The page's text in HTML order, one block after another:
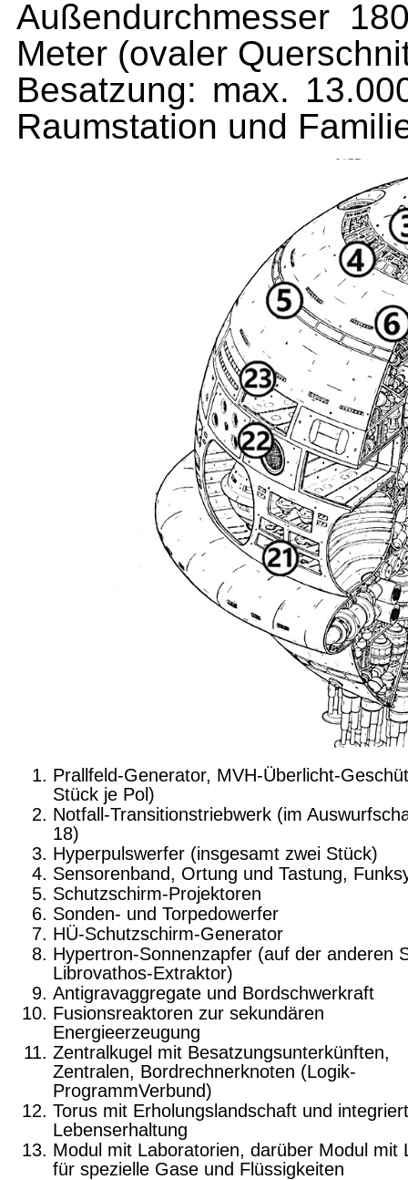
Außendurchmesser
Meter (ovaler
Besatzung: max.
Raumstation und
Prallfeld-Generator, MVH-Überlicht-
Stück je Pol)
Notfall-Transitionstriebwerk (im
18)
Hyperpulswerfer (insgesamt zwei Stück)
Sensorenband, Ortung und Tastung,
Schutzschirm-Projektoren
Sonden- und Torpedowerfer
HÜ-Schutzschirm-Generator
Hypertron-Sonnenzapfer (auf der anderen
Librovathos-Extraktor)
Antigravaggregate und Bordschwerkraft
Fusionsreaktoren zur sekundären
Energieerzeugung
Zentralkugel mit Besatzungsunterkünften,
Zentralen, Bordrechnerknoten (Logik-
ProgrammVerbund)
Torus mit Erholungslandschaft und
Lebenserhaltung
Modul mit Laboratorien, darüber Modul mit
für spezielle Gase und Flüssigkeiten